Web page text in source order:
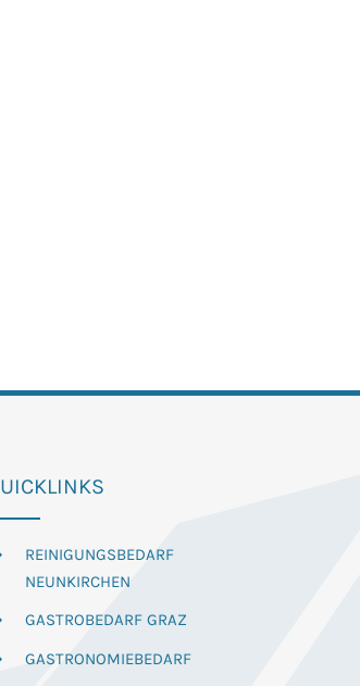
REINIGUNGSBEDARF
NEUNKIRCHEN
GASTROBEDARF GRAZ
GASTRONOMIEBEDARF